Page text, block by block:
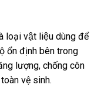
loại vật liệu dùng để
ổn định bên trong
lượng, chống côn
vệ sinh.